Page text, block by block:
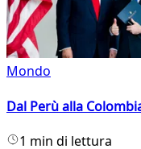
Mondo
Dal Perù alla
1 min di lettura